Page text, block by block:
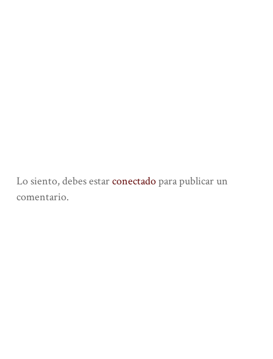
Lo siento, debes estarconectadopara publicar un
comentario.